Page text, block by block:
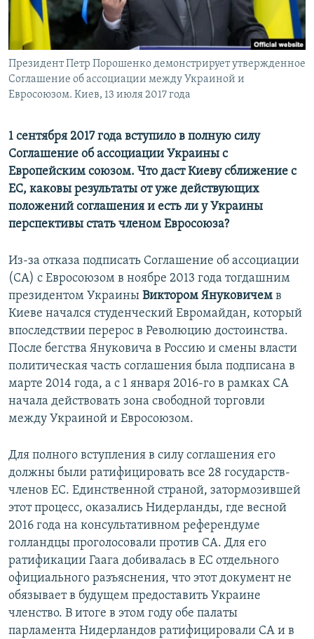
ПОБЕДИТЕЛЕЙ НЕ СУДЯТ?
КРЫМ.НЕПОКОРЕННЫЙ
ELIFBE
УКРАИНСКАЯ ПРОБЛЕМА КРЫМА
ПРИСОЕДИНЯЙТЕСЬ!
Президент Петр Порошенко демонстрирует утвержденное
Соглашение об ассоциации между Украиной и
Евросоюзом. Киев, 13 июля 2017 года
1 сентября 2017 года вступило в полную силу
Соглашение об ассоциации Украины с
Европейским союзом. Что даст Киеву сближение с
ЕС, каковы результаты от уже действующих
положений соглашения и есть ли у Украины
перспективы стать членом Евросоюза?
Из-за отказа подписать Соглашение об ассоциации
(СА) с Евросоюзом в ноябре 2013 года тогдашним
президентом Украины Виктором Януковичем в
Киеве начался студенческий Евромайдан, который
впоследствии перерос в Революцию достоинства.
После бегства Януковича в Россию и смены власти
политическая часть соглашения была подписана в
марте 2014 года, а с 1 января 2016-го в рамках СА
начала действовать зона свободной торговли
между Украиной и Евросоюзом.
Для полного вступления в силу соглашения его
должны были ратифицировать все 28 государств-
членов ЕС. Единственной страной, затормозившей
этот процесс, оказались Нидерланды, где весной
2016 года на консультативном референдуме
голландцы проголосовали против СА. Для его
ратификации Гаага добивалась в ЕС отдельного
официального разъяснения, что этот документ не
обязывает в будущем предоставить Украине
членство. В итоге в этом году обе палаты
парламента Нидерландов ратифицировали СА и в